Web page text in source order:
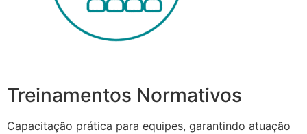
Treinamentos Normativos
Capacitação prática para equipes, garantindo atuação